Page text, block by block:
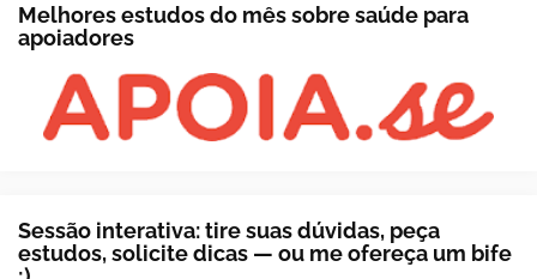
Melhores estudos do mês sobre saúde para
apoiadores
Sessão interativa: tire suas dúvidas, peça
estudos, solicite dicas — ou me ofereça um bife